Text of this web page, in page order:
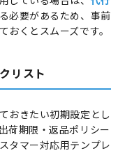
必要があるため、事前
くとスムーズです。
リスト
おきたい初期設定とし
荷期限・返品ポリシー
タマー対応用テンプレ